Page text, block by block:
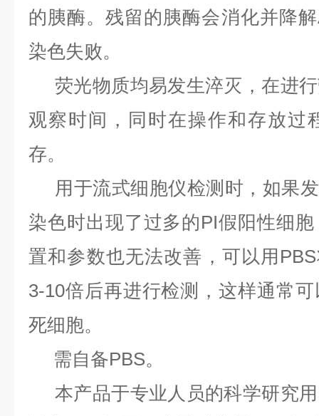
的胰酶。残留的胰酶会消化并降
染色失败。
荧光物质均易发生淬灭，在进
观察时间，同时在操作和存放过
存。
用于流式细胞仪检测时，如果发
染色时出现了过多的PI假阳性细
置和参数也无法改善，可以用
3-10倍后再进行检测，这样通常
死细胞。
需自备PBS。
本产品于专业人员的科学研究